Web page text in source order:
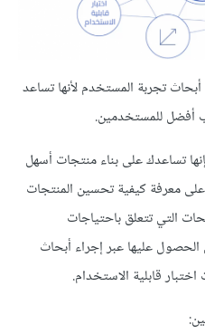
تجربة المستخدم لأنها تساعد
أفضل للمستخدمين.
تساعدك على بناء منتجات أسهل
على معرفة كيفية تحسين المنتجات
التي تتعلق باحتياجات
عليها عبر إجراء أبحاث
قابلية الاستخدام.